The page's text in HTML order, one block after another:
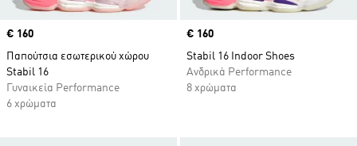
Price
€ 160
Παπούτσια εσωτερικού χώρου
Stabil 16
Γυναικεία Performance
6 χρώματα
Price
€ 160
Stabil 16 Indoor Shoes
Ανδρικά Performance
8 χρώματα